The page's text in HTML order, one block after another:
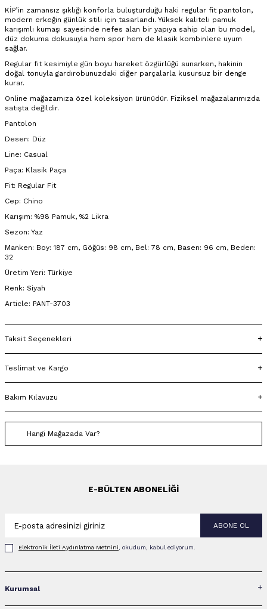
KİP’in zamansız şıklığı konforla buluşturduğu haki regular fit pantolon,
modern erkeğin günlük stili için tasarlandı. Yüksek kaliteli pamuk
karışımlı kumaşı sayesinde nefes alan bir yapıya sahip olan bu model,
düz dokuma dokusuyla hem spor hem de klasik kombinlere uyum
sağlar.
Regular fit kesimiyle gün boyu hareket özgürlüğü sunarken, hakinin
doğal tonuyla gardırobunuzdaki diğer parçalarla kusursuz bir denge
kurar.
Online mağazamıza özel koleksiyon ürünüdür. Fiziksel mağazalarımızda
satışta değildir.
Pantolon
Desen: Düz
Line: Casual
Paça: Klasik Paça
Fit: Regular Fit
Cep: Chino
Karışım: %98 Pamuk, %2 Likra
Sezon: Yaz
Manken: Boy: 187 cm, Göğüs: 98 cm, Bel: 78 cm, Basen: 96 cm, Beden:
32
Üretim Yeri: Türkiye
Renk: Siyah
Article: PANT-3703
Taksit Seçenekleri
Teslimat ve Kargo
Bakım Kılavuzu
Hangi Mağazada Var?
E-BÜLTEN ABONELIĞI
ABONE OL
Elektronik İleti Aydınlatma Metni‌ni, okudum, kabul ediyorum.
Kurumsal